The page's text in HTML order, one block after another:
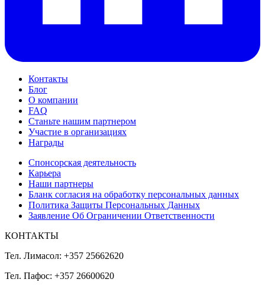
Контакты
Блог
О компании
FAQ
Станьте нашим партнером
Участие в организациях
Награды
Спонсорская деятельность
Карьера
Наши партнеры
Бланк согласия на обработку персональных данных
Политика Защиты Персональных Данных
Заявление Об Ограничении Ответственности
КОНТАКТЫ
Тел. Лимасол: +357 25662620
Тел. Пафос: +357 26600620